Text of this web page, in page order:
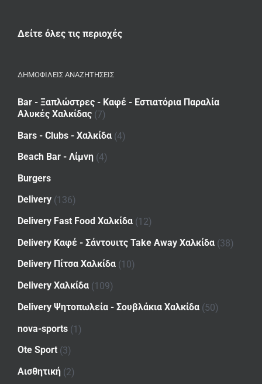
Δείτε όλες τις περιοχές
ΔΗΜΟΦΙΛΕΙΣ ΑΝΑΖΗΤΗΣΕΙΣ
Bar - Ξαπλώστρες - Καφέ - Εστιατόρια Παραλία
Αλυκές Χαλκίδας (7)
Bars - Clubs - Χαλκίδα (4)
Beach Bar - Λίμνη (4)
Burgers
Delivery (136)
Delivery Fast Food Χαλκίδα (12)
Delivery Καφέ - Σάντουιτς Take Away Χαλκίδα (38)
Delivery Πίτσα Χαλκίδα (10)
Delivery Χαλκίδα (109)
Delivery Ψητοπωλεία - Σουβλάκια Χαλκίδα (50)
nova-sports (1)
Ote Sport (3)
Αισθητική (2)